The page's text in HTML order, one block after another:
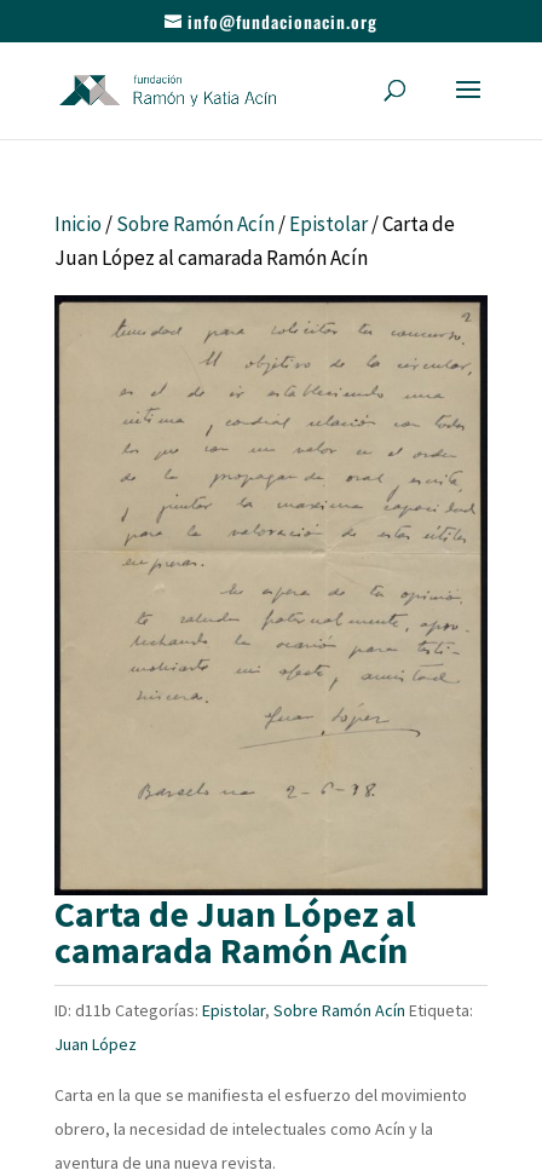
info@fundacionacin.org
Inicio/Sobre Ramón Acín/Epistolar/ Carta de
Juan López al camarada Ramón Acín
Carta de Juan López al
camarada Ramón Acín
ID: d11b Categorías: Epistolar, Sobre Ramón Acín Etiqueta:
Juan López
Carta en la que se manifiesta el esfuerzo del movimiento
obrero, la necesidad de intelectuales como Acín y la
aventura de una nueva revista.